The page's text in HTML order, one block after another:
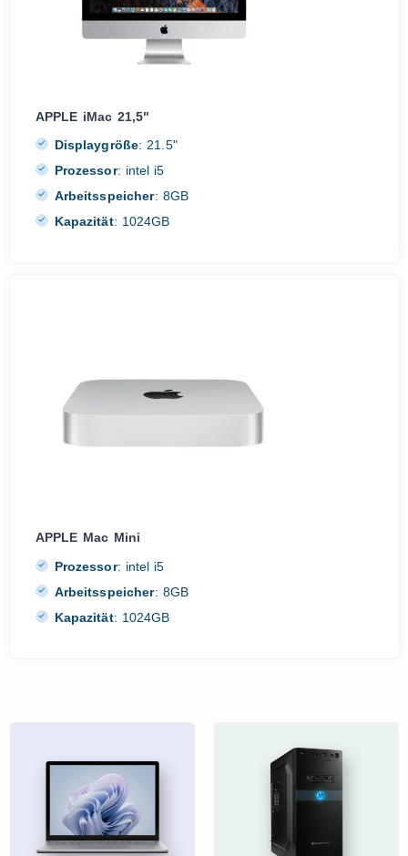
APPLE iMac 21,5"
Displaygröße: 21.5"
Prozessor: intel i5
Arbeitsspeicher: 8GB
Kapazität: 1024GB
APPLE Mac Mini
Prozessor: intel i5
Arbeitsspeicher: 8GB
Kapazität: 1024GB